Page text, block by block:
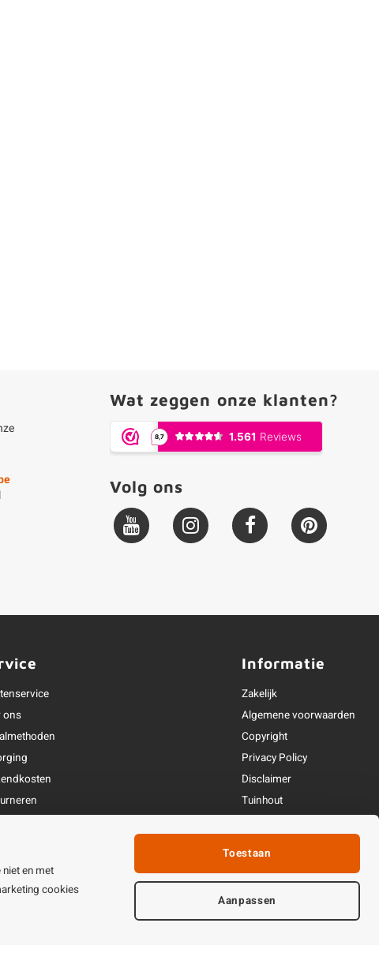
Wat zeggen onze klanten?
Volg ons
ons
& contact
Informatie
Zakelijk
Algemene voorwaarden
Copyright
Privacy Policy
Disclaimer
Tuinhout
en met
cookies
Toestaan
Aanpassen